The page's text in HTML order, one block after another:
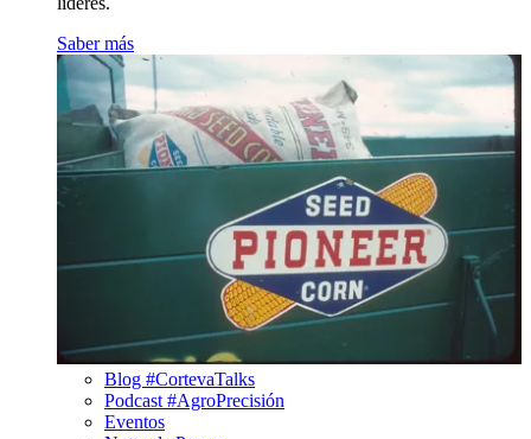
Saber más
Blog #CortevaTalks
Podcast #AgroPrecisión
Eventos